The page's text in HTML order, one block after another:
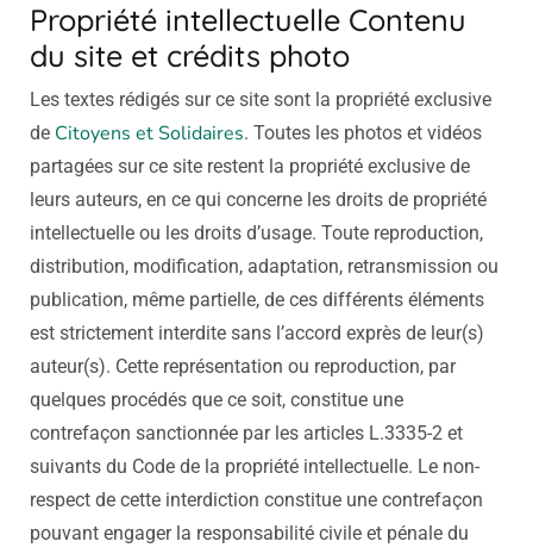
Propriété intellectuelle Contenu
du site et crédits photo
Les textes rédigés sur ce site sont la propriété exclusive
de Citoyens et Solidaires. Toutes les photos et vidéos
partagées sur ce site restent la propriété exclusive de
leurs auteurs, en ce qui concerne les droits de propriété
intellectuelle ou les droits d’usage. Toute reproduction,
distribution, modification, adaptation, retransmission ou
publication, même partielle, de ces différents éléments
est strictement interdite sans l’accord exprès de leur(s)
auteur(s). Cette représentation ou reproduction, par
quelques procédés que ce soit, constitue une
contrefaçon sanctionnée par les articles L.3335-2 et
suivants du Code de la propriété intellectuelle. Le non-
respect de cette interdiction constitue une contrefaçon
pouvant engager la responsabilité civile et pénale du